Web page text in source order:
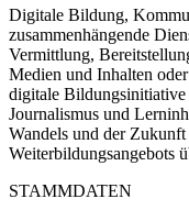
Digitale Bildung,
zusammenhängende
Vermittlung,
Medien und Inhalten
digitale Bildungsinitiative
Journalismus und
Wandels und der
Weiterbildungsangebots
STAMMDATEN